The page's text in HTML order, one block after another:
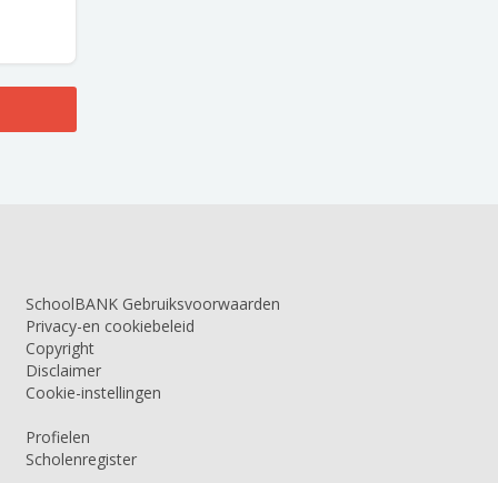
SchoolBANK Gebruiksvoorwaarden
Privacy-en cookiebeleid
Copyright
Disclaimer
Cookie-instellingen
Profielen
Scholenregister